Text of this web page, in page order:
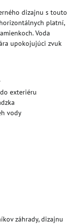
dizajnu s touto
platní,
Voda
upokojujúci zvuk
exteriéru
vody
záhrady, dizajnu